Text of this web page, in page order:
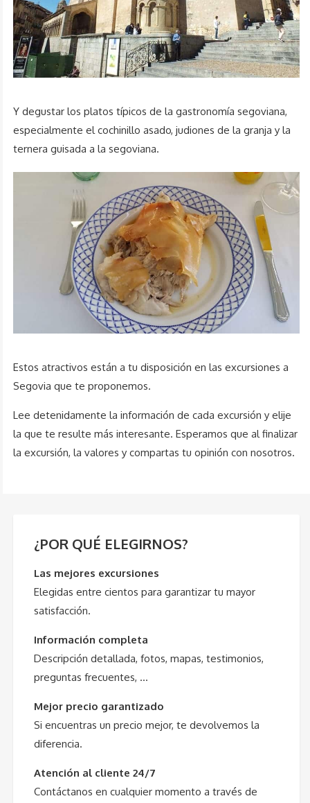
Y degustar los platos típicos de la gastronomía segoviana,
especialmente el cochinillo asado, judiones de la granja y la
ternera guisada a la segoviana.
Estos atractivos están a tu disposición en las excursiones a
Segovia que te proponemos.
Lee detenidamente la información de cada excursión y elije
la que te resulte más interesante. Esperamos que al finalizar
la excursión, la valores y compartas tu opinión con nosotros.
¿POR QUÉ ELEGIRNOS?
Las mejores excursiones
Elegidas entre cientos para garantizar tu mayor
satisfacción.
Información completa
Descripción detallada, fotos, mapas, testimonios,
preguntas frecuentes, …
Mejor precio garantizado
Si encuentras un precio mejor, te devolvemos la
diferencia.
Atención al cliente 24/7
Contáctanos en cualquier momento a través de